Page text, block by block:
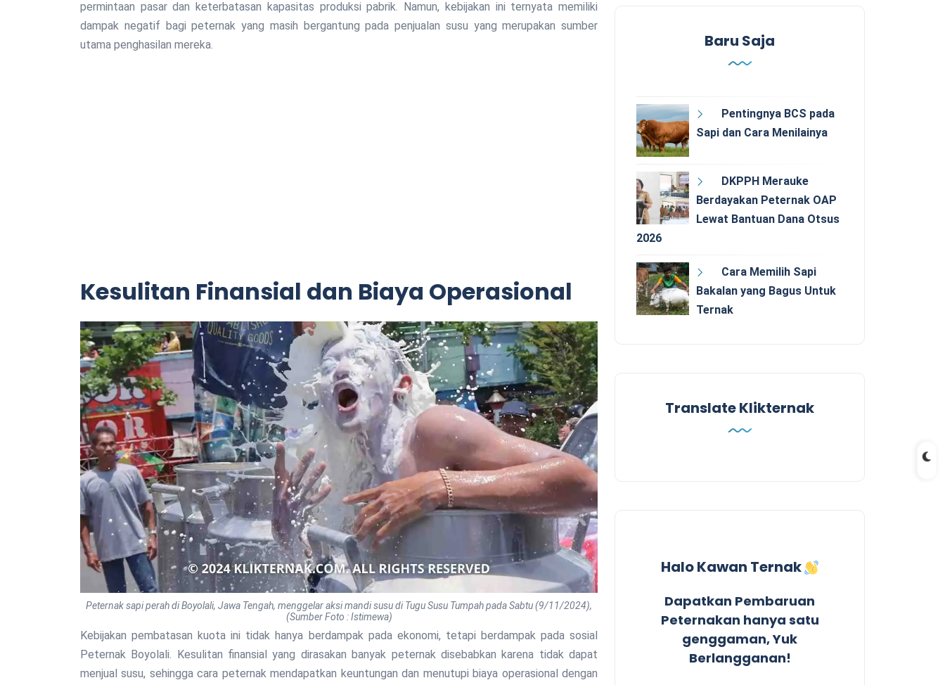
permintaan pasar dan keterbatasan kapasitas produksi pabrik. Namun, kebijakan ini ternyata memiliki
dampak negatif bagi peternak yang masih bergantung pada penjualan susu yang merupakan sumber
utama penghasilan mereka.
Kesulitan Finansial dan Biaya Operasional
Peternak sapi perah di Boyolali, Jawa Tengah, menggelar aksi mandi susu di Tugu Susu Tumpah pada Sabtu (9/11/2024),
(Sumber Foto : Istimewa)
Kebijakan pembatasan kuota ini tidak hanya berdampak pada ekonomi, tetapi berdampak pada sosial
Peternak Boyolali. Kesulitan finansial yang dirasakan banyak peternak disebabkan karena tidak dapat
menjual susu, sehingga cara peternak mendapatkan keuntungan dan menutupi biaya operasional dengan
Baru Saja
Pentingnya BCS pada
Sapi dan Cara Menilainya
DKPPH Merauke
Berdayakan Peternak OAP
Lewat Bantuan Dana Otsus
2026
Cara Memilih Sapi
Bakalan yang Bagus Untuk
Ternak
Translate Klikternak
Halo Kawan Ternak
Dapatkan Pembaruan
Peternakan hanya satu
genggaman, Yuk
Berlangganan!